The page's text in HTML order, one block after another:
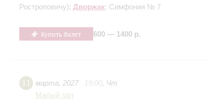
Ростроповичу); Дворжак: Симфония № 7
Купить билет 600 — 1400 р.
11 марта, 2027 19:00, Чт
Малый зал